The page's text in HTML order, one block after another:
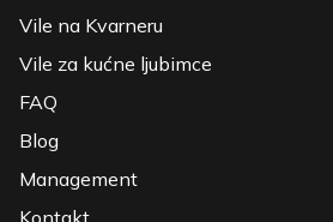
Vile na Kvarneru
Vile za kućne ljubimce
FAQ
Blog
Management
Kontakt